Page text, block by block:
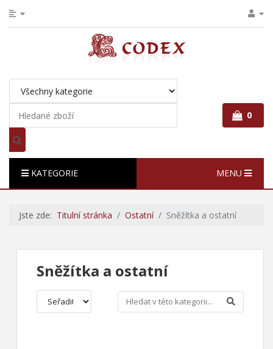
0
KATEGORIE MENU
Jste zde: Titulní stránka Ostatní Sněžítka a ostatní
Sněžítka a ostatní